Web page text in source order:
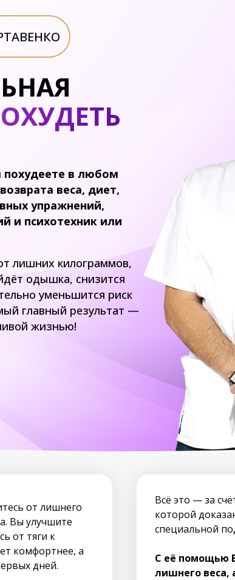
похудеете в любом
веса, диет,
упражнений,
и психотехник или
лишних килограммов,
одышка, снизится
уменьшится риск
главный результат —
жизнью!
от лишнего
Вы улучшите
от тяги к
комфортнее, а
дней.
Всё это — за
которой
специальной
С её помощью
лишнего веса,